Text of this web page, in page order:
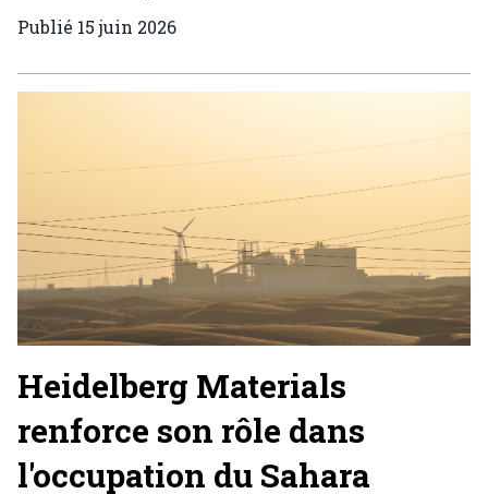
Publié 15 juin 2026
Heidelberg Materials
renforce son rôle dans
l'occupation du Sahara